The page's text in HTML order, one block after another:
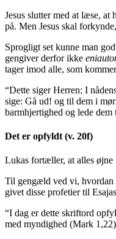
Jesus slutter med at læse,
på. Men Jesus skal
Sprogligt set kunne man
gengiver derfor ikke
tager imod alle, som
“Dette siger Herren: I
sige: Gå ud! og til dem i
barmhjertighed og lede dem
Det er opfyldt (v. 20f)
Lukas fortæller, at alles øjne
Til gengæld ved vi, hvordan
givet disse profetier til
“I dag er dette skriftord
med myndighed (Mark